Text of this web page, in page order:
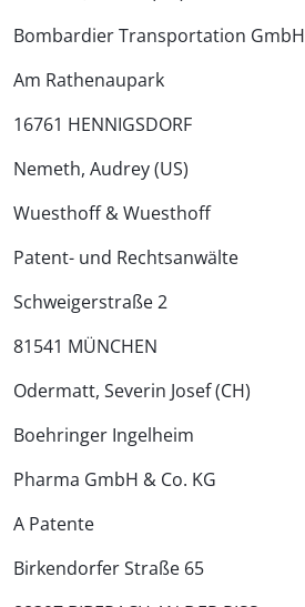
Bombardier Transportation GmbH
Am Rathenaupark
16761 HENNIGSDORF
Nemeth, Audrey (US)
Wuesthoff & Wuesthoff
Patent- und Rechtsanwälte
Schweigerstraße 2
81541 MÜNCHEN
Odermatt, Severin Josef (CH)
Boehringer Ingelheim
Pharma GmbH & Co. KG
A Patente
Birkendorfer Straße 65